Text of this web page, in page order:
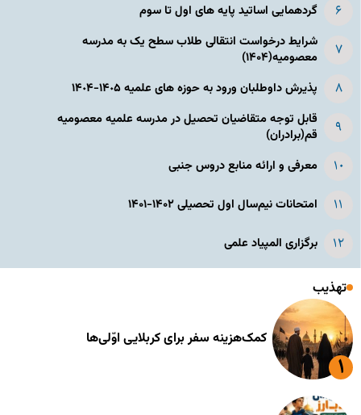
گردهمایی اساتید پایه های اول تا سوم
شرایط درخواست انتقالی طلاب سطح یک به مدرسه
معصومیه(۱۴۰۴)
پذیرش داوطلبان ورود به حوزه های علمیه ١۴٠۵-١۴٠۴
قابل توجه متقاضیان تحصیل در مدرسه علمیه معصومیه
قم(برادران)
معرفی و ارائه منابع دروس جنبی
امتحانات نیم‌سال اول تحصیلی ۱۴۰۲-۱۴۰۱
برگزاری المپیاد علمی
تهذیب
کمک‌هزینه سفر برای کربلایی اوّلی‌ها